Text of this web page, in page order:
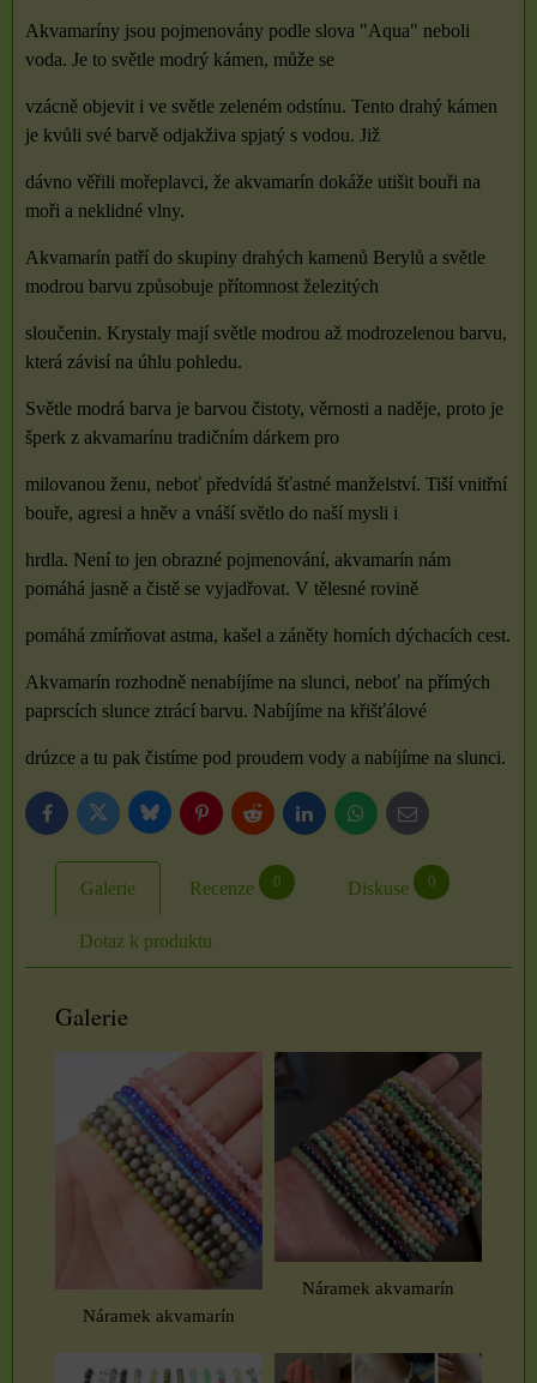
Akvamaríny jsou pojmenovány podle slova "Aqua" neboli
voda. Je to světle modrý kámen, může se
vzácně objevit i ve světle zeleném odstínu. Tento drahý kámen
je kvůli své barvě odjakživa spjatý s vodou. Již
dávno věřili mořeplavci, že akvamarín dokáže utišit bouři na
moři a neklidné vlny.
Akvamarín patří do skupiny drahých kamenů Berylů a světle
modrou barvu způsobuje přítomnost železitých
sloučenin. Krystaly mají světle modrou až modrozelenou barvu,
která závisí na úhlu pohledu.
Světle modrá barva je barvou čistoty, věrnosti a naděje, proto je
šperk z akvamarínu tradičním dárkem pro
milovanou ženu, neboť předvídá šťastné manželství. Tiší vnitřní
bouře, agresi a hněv a vnáší světlo do naší mysli i
hrdla. Není to jen obrazné pojmenování, akvamarín nám
pomáhá jasně a čistě se vyjadřovat. V tělesné rovině
pomáhá zmírňovat astma, kašel a záněty horních dýchacích cest.
Akvamarín rozhodně nenabíjíme na slunci, neboť na přímých
paprscích slunce ztrácí barvu. Nabíjíme na křišťálové
drúzce a tu pak čistíme pod proudem vody a nabíjíme na slunci.
FacebookTwitter BlueskyPinterestReddit LinkedInWhatsApp
E-
mail
Galerie Recenze 0 Diskuse 0
Dotaz k produktu
Galerie
Náramek akvamarín
Náramek akvamarín